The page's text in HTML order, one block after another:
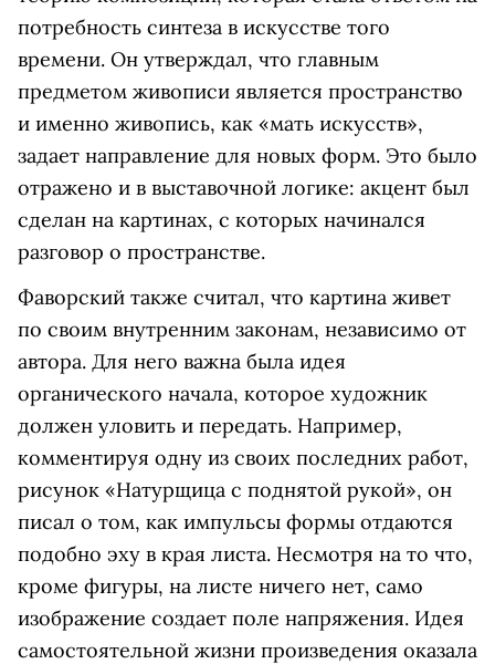
потребность синтеза в искусстве того
времени. Он утверждал, что главным
предметом живописи является пространство
и именно живопись, как «мать искусств»,
задает направление для новых форм. Это было
отражено и в выставочной логике: акцент был
сделан на картинах, с которых начинался
разговор о пространстве.
Фаворский также считал, что картина живет
по своим внутренним законам, независимо от
автора. Для него важна была идея
органического начала, которое художник
должен уловить и передать. Например,
комментируя одну из своих последних работ,
рисунок «Натурщица с поднятой рукой», он
писал о том, как импульсы формы отдаются
подобно эху в края листа. Несмотря на то что,
кроме фигуры, на листе ничего нет, само
изображение создает поле напряжения. Идея
самостоятельной жизни произведения оказала